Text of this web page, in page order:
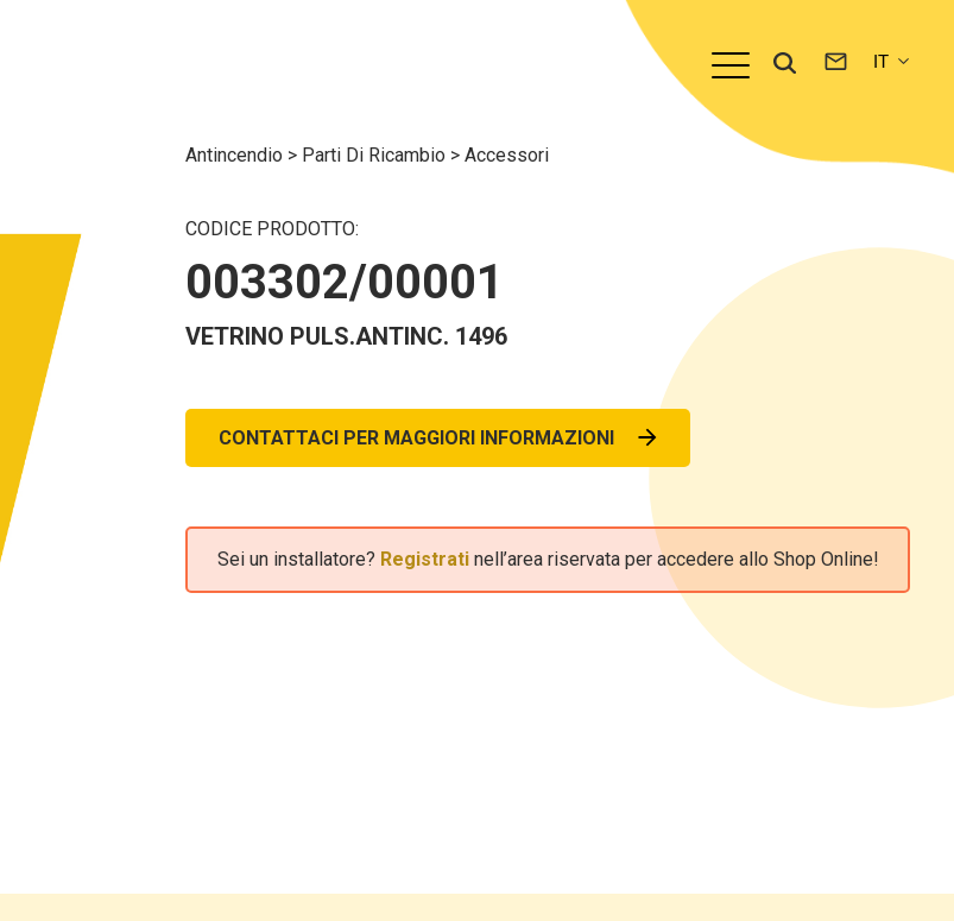
Antincendio > Parti Di Ricambio >Accessori
CODICE PRODOTTO:
003302/00001
VETRINO PULS.ANTINC. 1496
CONTATTACI PER MAGGIORI INFORMAZIONI
Sei un installatore? Registratinell’area riservata per accedere allo Shop Online!